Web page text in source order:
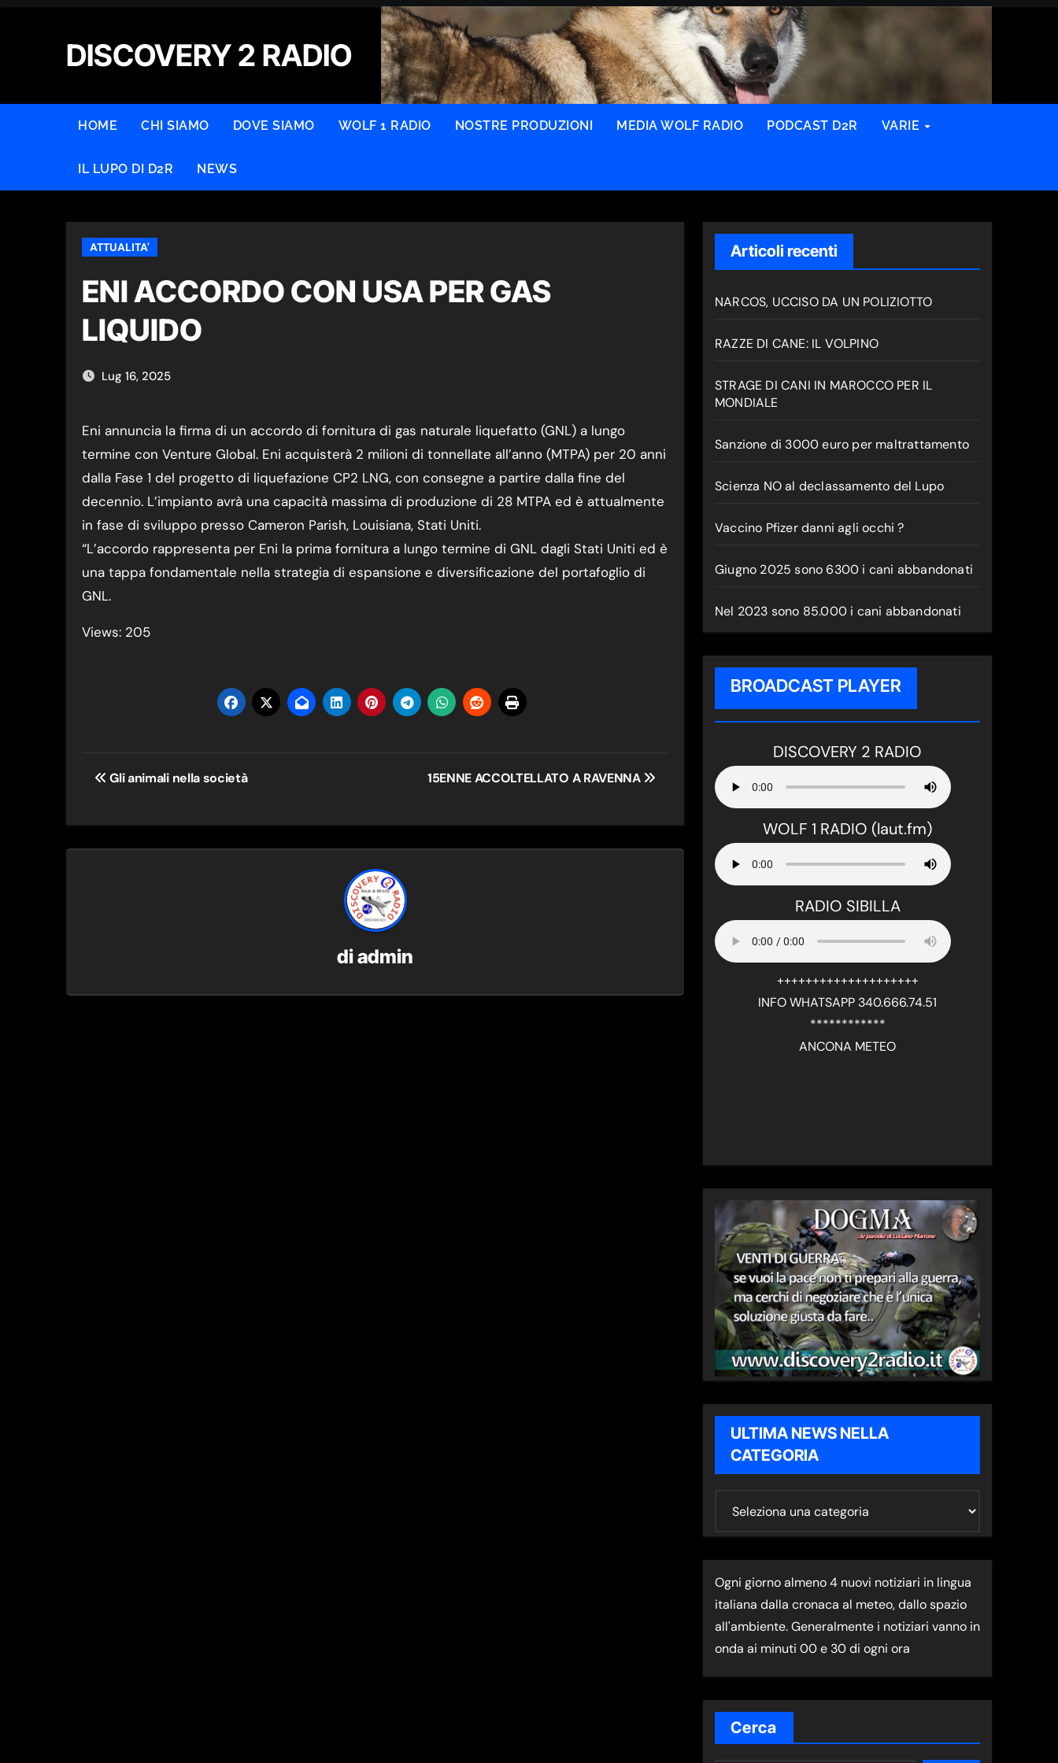
DISCOVERY 2 RADIO
HOME CHI SIAMO DOVE SIAMO WOLF 1 RADIO NOSTRE PRODUZIONI MEDIA WOLF RADIO PODCAST D2R VARIE
IL LUPO DI D2R NEWS
ATTUALITA'
ENI ACCORDO CON USA PER GAS
LIQUIDO
Lug 16, 2025
Eni annuncia la firma di un accordo di fornitura di gas naturale liquefatto (GNL) a lungo
termine con Venture Global. Eni acquisterà 2 milioni di tonnellate all’anno (MTPA) per 20 anni
dalla Fase 1 del progetto di liquefazione CP2 LNG, con consegne a partire dalla fine del
decennio. L’impianto avrà una capacità massima di produzione di 28 MTPA ed è attualmente
in fase di sviluppo presso Cameron Parish, Louisiana, Stati Uniti.
“L’accordo rappresenta per Eni la prima fornitura a lungo termine di GNL dagli Stati Uniti ed è
una tappa fondamentale nella strategia di espansione e diversificazione del portafoglio di
GNL.
Views: 205
Navigazione
Gli animali nella società 15ENNE ACCOLTELLATO A RAVENNA
diadmin
Articoli recenti
NARCOS, UCCISO DA UN POLIZIOTTO
RAZZE DI CANE: IL VOLPINO
STRAGE DI CANI IN MAROCCO PER IL
MONDIALE
Sanzione di 3000 euro per maltrattamento
Scienza NO al declassamento del Lupo
Vaccino Pfizer danni agli occhi ?
Giugno 2025 sono 6300 i cani abbandonati
Nel 2023 sono 85.000 i cani abbandonati
BROADCAST PLAYER
DISCOVERY 2 RADIO
WOLF 1 RADIO (laut.fm)
RADIO SIBILLA
++++++++++++++++++++
INFO WHATSAPP 340.666.74.51
************
ANCONA METEO
ULTIMA NEWS NELLA
CATEGORIA
M
A
N
E
W
S
E
Ogni giorno almeno 4 nuovi notiziari in lingua
italiana dalla cronaca al meteo, dallo spazio
all'ambiente. Generalmente i notiziari vanno in
onda ai minuti 00 e 30 di ogni ora
Cerca